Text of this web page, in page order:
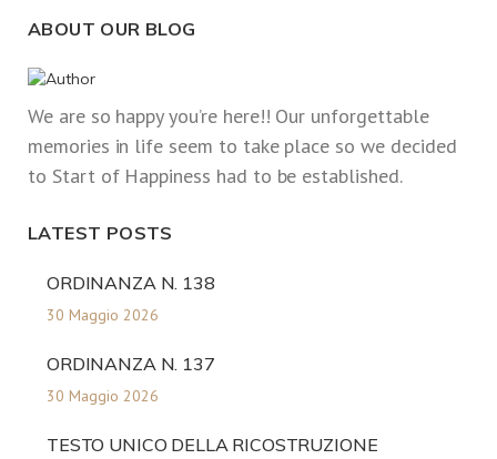
ABOUT OUR BLOG
We are so happy you’re here!! Our unforgettable
memories in life seem to take place so we decided
to Start of Happiness had to be established.
LATEST POSTS
ORDINANZA N. 138
30 Maggio 2026
ORDINANZA N. 137
30 Maggio 2026
TESTO UNICO DELLA RICOSTRUZIONE